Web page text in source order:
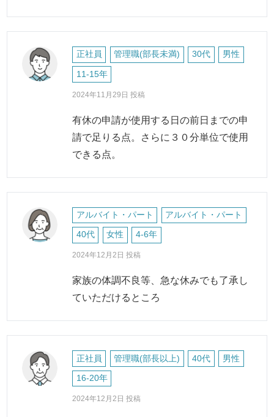
正社員 管理職(部長未満) 30代 男性
11-15年
2024年11月29日 投稿
有休の申請が使用する日の前日までの申
請で足りる点。さらに３０分単位で使用
できる点。
アルバイト・パート アルバイト・パート
40代 女性 4-6年
2024年12月2日 投稿
家族の体調不良等、急な休みでも了承し
ていただけるところ
正社員 管理職(部長以上) 40代 男性
16-20年
2024年12月2日 投稿